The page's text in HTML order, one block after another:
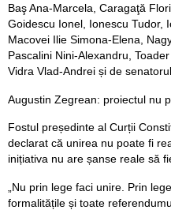
Baş Ana-Marcela, Caragaţă
Goidescu Ionel, Ionescu Tudor,
Macovei Ilie Simona-Elena,
Pascalini Nini-Alexandru,
Vidra Vlad-Andrei și de
Augustin Zegrean: proiectul nu
Fostul președinte al Curții
declarat că unirea nu poate fi
inițiativa nu are șanse reale să
„Nu prin lege faci unire. Prin
formalitățile și toate